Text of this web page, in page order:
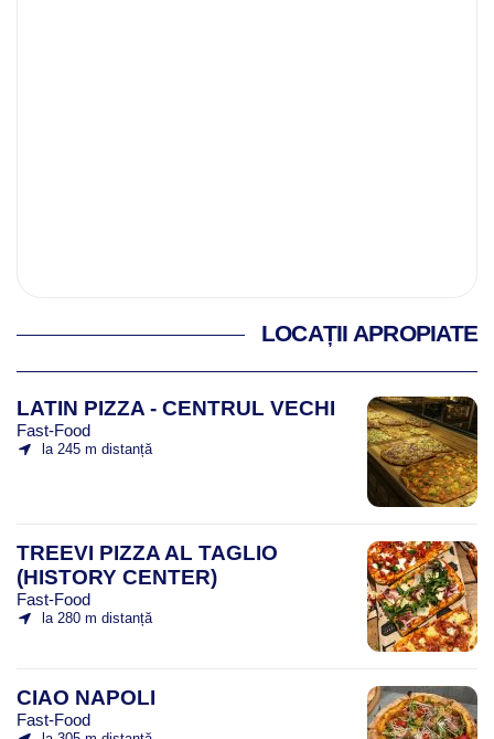
LOCAȚII APROPIATE
LATIN PIZZA - CENTRUL VECHI
Fast-Food
la 245 m distanță
TREEVI PIZZA AL TAGLIO
(HISTORY CENTER)
Fast-Food
la 280 m distanță
CIAO NAPOLI
Fast-Food